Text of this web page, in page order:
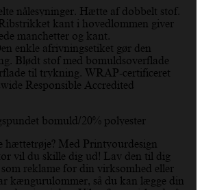
nålesyninger. Hætte af dobbelt stof.
kant i hovedlommen giver
manchetter og kant.
enkle afrivningsetiket gør den
Blødt stof med bomuldsoverflade
til trykning. WRAP-certificeret
Responsible Accredited
bomuld/20% polyester
hættetrøje? Med Printyourdesign
vil du skille dig ud! Lav den til dig
som reklame for din virksomhed eller
kængurulommer, så du kan lægge din